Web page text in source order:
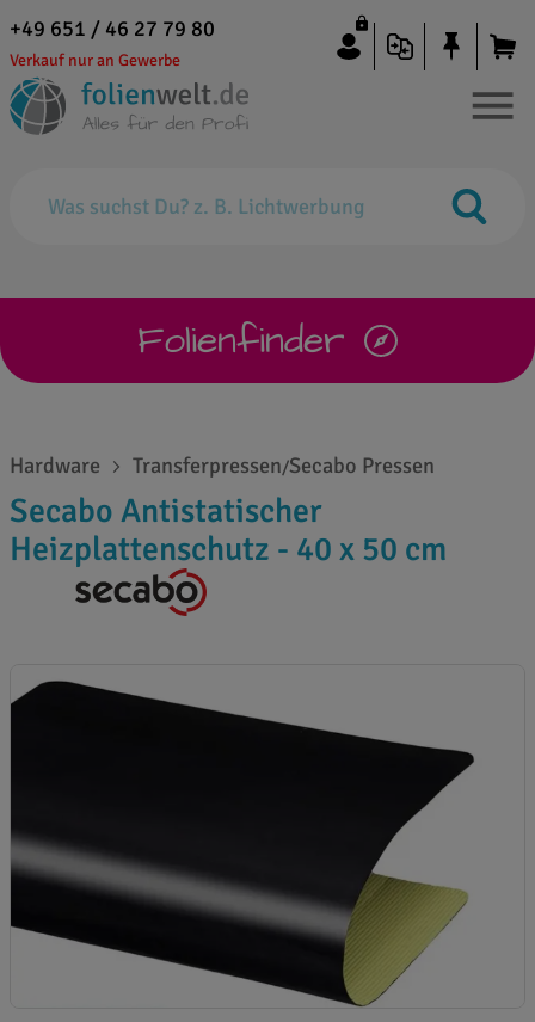
+49 651 / 46 27 79 80
Verkauf nur an Gewerbe
Folienfinder
Hardware Transferpressen/Secabo Pressen
Secabo Antistatischer
Heizplattenschutz - 40 x 50 cm